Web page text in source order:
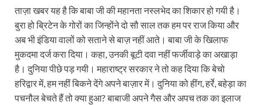
ताज़ा खबर यह है कि बाबा जी की महानता नस्लभेद का शिकार हो गयी है।
बुरा हो ब्रिटेन के गोरों का जिन्होंने दो सौ साल तक हम पर राज किया और
अब भी इंडिया वालों को सताने से बाज़ नहीं आते। बाबा जी के खिलाफ
मुकदमा दर्ज करा दिया। कहा, उनकी बूटी दवा नहीं फर्जीवाड़े का अखाड़ा
है। दुनिया पीछे पड़ गयी। महाराष्ट्र सरकार ने तो कह दिया कि बेचो
हरिद्वार में, हम नहीं बिकने देंगे अपने बाज़ार में। दुनिया को हींग, हर्रे, बहेड़ा का
पचनौल बेचते हैं तो क्या हुआ? बाबाजी अपने गैस और अपच तक का इलाज